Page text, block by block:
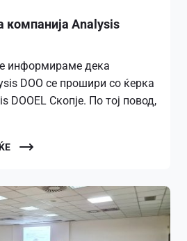
компанија Analysis
информираме дека
DOO се прошири со ќерка
DOOEL Скопје. По тој повод,